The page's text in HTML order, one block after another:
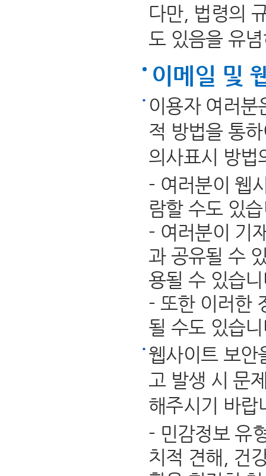
다만, 법령의
도 있음을 유
이메일 및
이용자 여러
적 방법을 통
의사표시 방법
- 여러분이 웹
람할 수도 있
- 여러분이 기
과 공유될 수
용될 수 있습
- 또한 이러한
될 수도 있습
웹사이트 보안
고 발생 시 문
해주시기 바랍
- 민감정보 유
치적 견해, 건